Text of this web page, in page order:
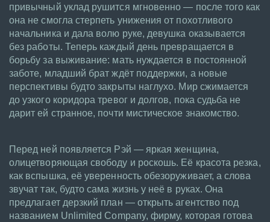
привычный уклад рушится мгновенно — после того как
она не смогла стерпеть унижения от похотливого
начальника и дала волю руке, девушка оказывается
без работы. Теперь каждый день превращается в
борьбу за выживание: мать нуждается в постоянной
заботе, младший брат ждёт поддержки, а новые
перспективы будто закрыты наглухо. Мир сжимается
до узкого коридора тревог и долгов, пока судьба не
дарит ей странное, почти мистическое знакомство.
Перед ней появляется Рэй — яркая женщина,
олицетворяющая свободу и роскошь. Её красота резка,
как вспышка, её уверенность обезоруживает, а слова
звучат так, будто сама жизнь у неё в руках. Она
предлагает дерзкий план — открыть агентство под
названием Unlimited Company, фирму, которая готова